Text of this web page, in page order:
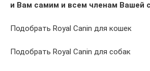
и Вам самим и всем членам Вашей
Подобрать Royal Canin для кошек
Подобрать Royal Canin для собак